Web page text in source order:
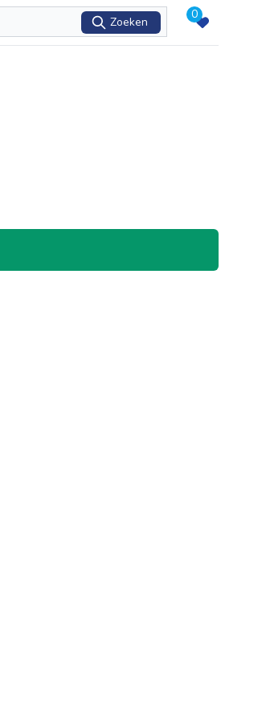
Zoeken
0